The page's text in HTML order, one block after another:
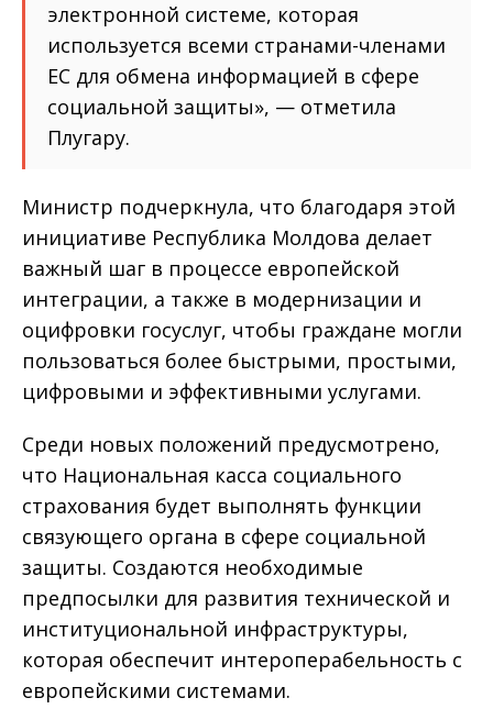
электронной системе, которая
используется всеми странами-членами
ЕС для обмена информацией в сфере
социальной защиты», — отметила
Плугару.
Министр подчеркнула, что благодаря этой
инициативе Республика Молдова делает
важный шаг в процессе европейской
интеграции, а также в модернизации и
оцифровки госуслуг, чтобы граждане могли
пользоваться более быстрыми, простыми,
цифровыми и эффективными услугами.
Среди новых положений предусмотрено,
что Национальная касса социального
страхования будет выполнять функции
связующего органа в сфере социальной
защиты. Создаются необходимые
предпосылки для развития технической и
институциональной инфраструктуры,
которая обеспечит интероперабельность с
европейскими системами.